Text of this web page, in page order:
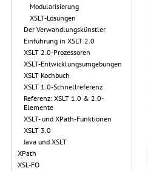
Modularisierung
XSLT-Lösungen
Der Verwandlungskünstler
Einführung in XSLT 2.0
XSLT 2.0-Prozessoren
XSLT-Entwicklungsumgebungen
XSLT Kochbuch
XSLT 1.0-Schnellreferenz
Referenz: XSLT 1.0 & 2.0-
Elemente
XSLT- und XPath-Funktionen
XSLT 3.0
Java und XSLT
XPath
XSL-FO